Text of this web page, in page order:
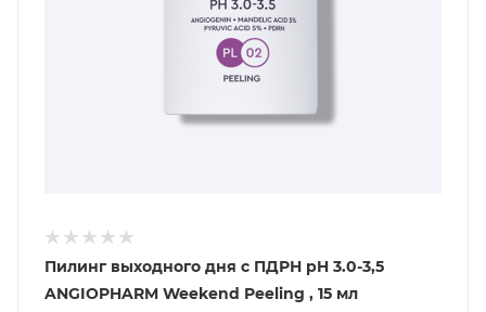
Пилинг выходного дня с ПДРН pH 3.0-3,5
ANGIOPHARM Weekend Peeling , 15 мл